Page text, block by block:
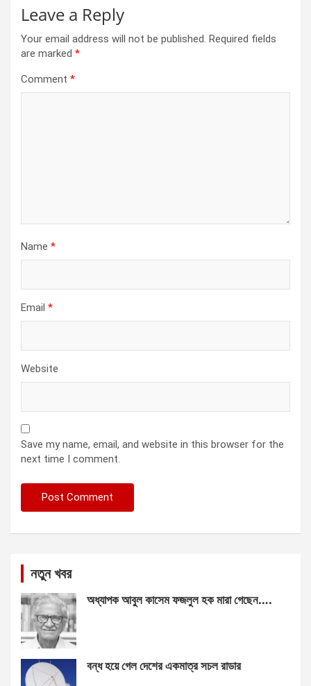
Leave a Reply
Your email address will not be published. Required fields
are marked *
Comment *
Name *
Email *
Website
Save my name, email, and website in this browser for the
next time I comment.
নতুন খবর
অধ্যাপক আবুল কাসেম ফজলুল হক মারা গেছেন….
বন্ধ হয়ে গেল দেশের একমাত্র সচল রাডার